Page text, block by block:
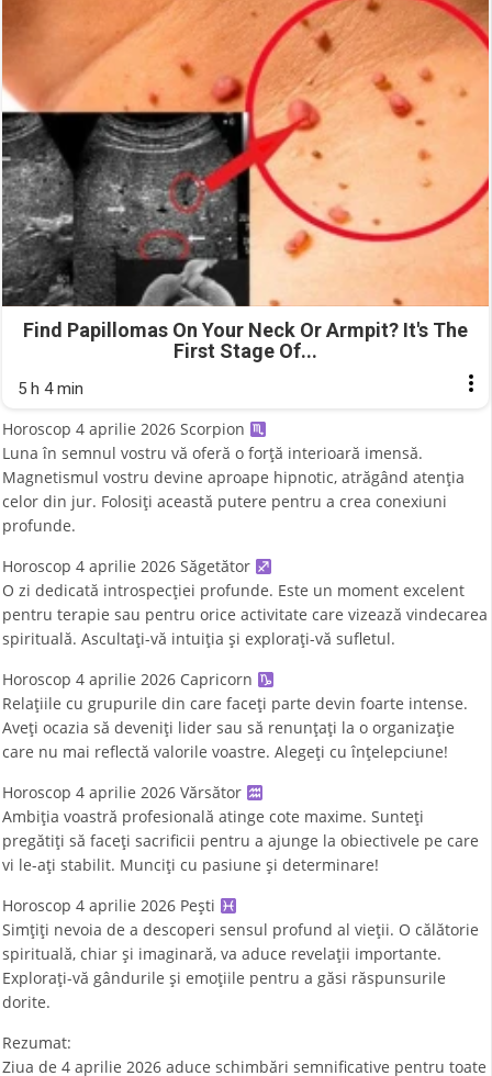
Find Papillomas On Your Neck Or Armpit? It's The
First Stage Of...
5 h 4 min
Horoscop 4 aprilie 2026 Scorpion
Luna în semnul vostru vă oferă o forță interioară imensă.
Magnetismul vostru devine aproape hipnotic, atrăgând atenția
celor din jur. Folosiți această putere pentru a crea conexiuni
profunde.
Horoscop 4 aprilie 2026 Săgetător
O zi dedicată introspecției profunde. Este un moment excelent
pentru terapie sau pentru orice activitate care vizează vindecarea
spirituală. Ascultați-vă intuiția și explorați-vă sufletul.
Horoscop 4 aprilie 2026 Capricorn
Relațiile cu grupurile din care faceți parte devin foarte intense.
Aveți ocazia să deveniți lider sau să renunțați la o organizație
care nu mai reflectă valorile voastre. Alegeți cu înțelepciune!
Horoscop 4 aprilie 2026 Vărsător
Ambiția voastră profesională atinge cote maxime. Sunteți
pregătiți să faceți sacrificii pentru a ajunge la obiectivele pe care
vi le-ați stabilit. Munciți cu pasiune și determinare!
Horoscop 4 aprilie 2026 Peşti
Simțiți nevoia de a descoperi sensul profund al vieții. O călătorie
spirituală, chiar și imaginară, va aduce revelații importante.
Explorați-vă gândurile și emoțiile pentru a găsi răspunsurile
dorite.
Rezumat:
Ziua de 4 aprilie 2026 aduce schimbări semnificative pentru toate